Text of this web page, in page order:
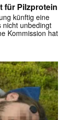
für Pilzprotein
künftig eine
nicht unbedingt
Kommission hat